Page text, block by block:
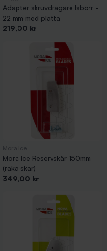
Adapter skruvdragare Isborr -
22 mm med platta
Pris
219,00 kr
Mora Ice Reservskär 150mm
(raka skär)
Pris
349,00 kr